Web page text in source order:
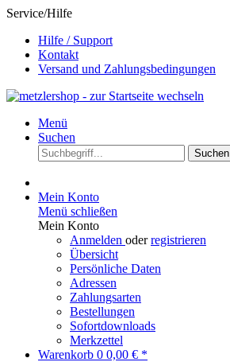
Service/Hilfe
Hilfe / Support
Kontakt
Versand und Zahlungsbedingungen
Menü
Suchen
Suchen
Mein Konto
Menü schließen
Mein Konto
Anmelden oderregistrieren
Übersicht
Persönliche Daten
Adressen
Zahlungsarten
Bestellungen
Sofortdownloads
Merkzettel
Warenkorb 0 0,00 € *